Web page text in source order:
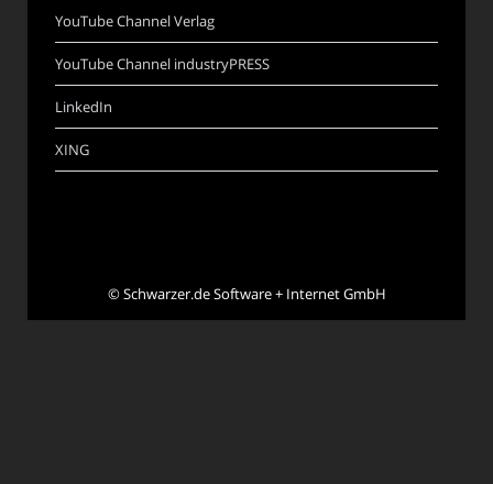
YouTube Channel Verlag
YouTube Channel industryPRESS
LinkedIn
XING
©Schwarzer.de Software + Internet GmbH